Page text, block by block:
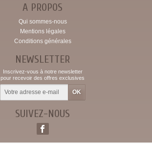
A PROPOS
Qui sommes-nous
Mentions légales
Conditions générales
NEWSLETTER
Inscrivez-vous à notre newsletter
pour recevoir des offres exclusives
SUIVEZ-NOUS